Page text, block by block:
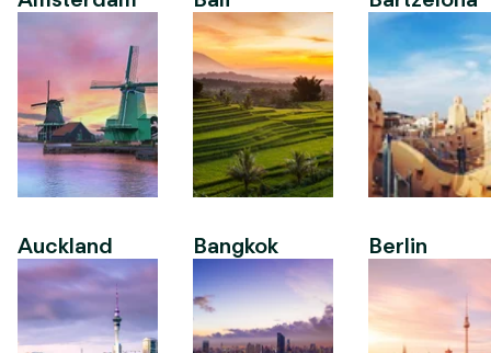
Auckland Bangkok Berlin